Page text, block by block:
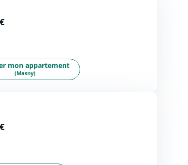
mon appartement
(Masny)